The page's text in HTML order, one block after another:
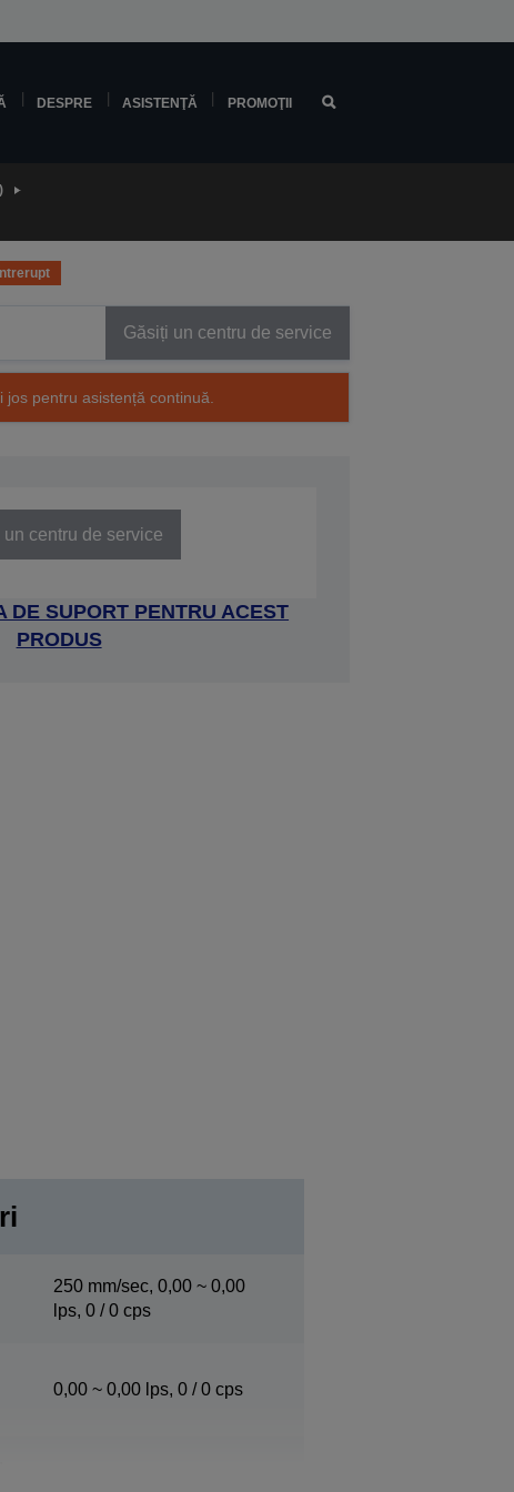
DESPRE ASISTENŢĂ PROMOŢII
Întrerupt
Găsiți un centru de service
pentru asistență continuă.
un centru de service
DE SUPORT PENTRU ACEST
PRODUS
250 mm/sec, 0,00 ~ 0,00
lps, 0 / 0 cps
0,00 ~ 0,00 lps, 0 / 0 cps